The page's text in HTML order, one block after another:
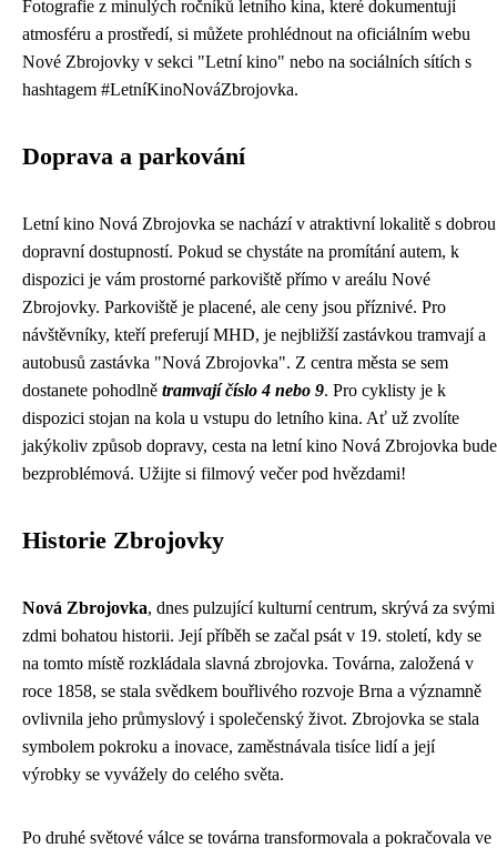
Fotografie z minulých ročníků letního kina, které dokumentují
atmosféru a prostředí, si můžete prohlédnout na oficiálním webu
Nové Zbrojovky v sekci "Letní kino" nebo na sociálních sítích s
hashtagem #LetníKinoNováZbrojovka.
Doprava a parkování
Letní kino Nová Zbrojovka se nachází v atraktivní lokalitě s dobrou
dopravní dostupností. Pokud se chystáte na promítání autem, k
dispozici je vám prostorné parkoviště přímo v areálu Nové
Zbrojovky. Parkoviště je placené, ale ceny jsou příznivé. Pro
návštěvníky, kteří preferují MHD, je nejbližší zastávkou tramvají a
autobusů zastávka "Nová Zbrojovka". Z centra města se sem
dostanete pohodlně tramvají číslo 4 nebo 9. Pro cyklisty je k
dispozici stojan na kola u vstupu do letního kina. Ať už zvolíte
jakýkoliv způsob dopravy, cesta na letní kino Nová Zbrojovka bude
bezproblémová. Užijte si filmový večer pod hvězdami!
Historie Zbrojovky
Nová Zbrojovka, dnes pulzující kulturní centrum, skrývá za svými
zdmi bohatou historii. Její příběh se začal psát v 19. století, kdy se
na tomto místě rozkládala slavná zbrojovka. Továrna, založená v
roce 1858, se stala svědkem bouřlivého rozvoje Brna a významně
ovlivnila jeho průmyslový i společenský život. Zbrojovka se stala
symbolem pokroku a inovace, zaměstnávala tisíce lidí a její
výrobky se vyvážely do celého světa.
Po druhé světové válce se továrna transformovala a pokračovala ve